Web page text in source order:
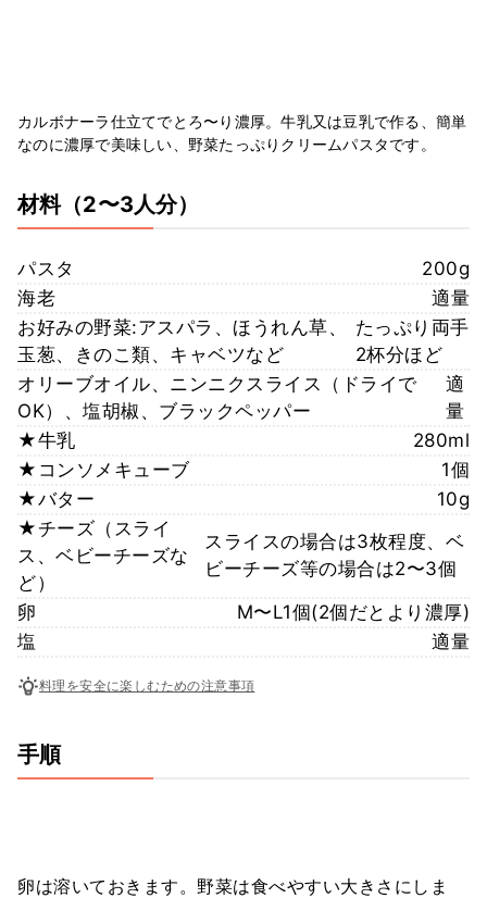
カルボナーラ仕立てでとろ〜り濃厚。牛乳又は豆乳で作る、簡単
なのに濃厚で美味しい、野菜たっぷりクリームパスタです。
材料（2〜3人分）
パスタ
200g
海老
適量
お好みの野菜:アスパラ、ほうれん草、
玉葱、きのこ類、キャベツなど
たっぷり両手
2杯分ほど
オリーブオイル、ニンニクスライス（ドライで
OK）、塩胡椒、ブラックペッパー
適
量
★牛乳
280ml
★コンソメキューブ
1個
★バター
10g
★チーズ（スライ
ス、ベビーチーズな
ど）
スライスの場合は3枚程度、ベ
ビーチーズ等の場合は2〜3個
卵
M〜L1個(2個だとより濃厚)
塩
適量
料理を安全に楽しむための注意事項
手順
卵は溶いておきます。野菜は食べやすい大きさにしま